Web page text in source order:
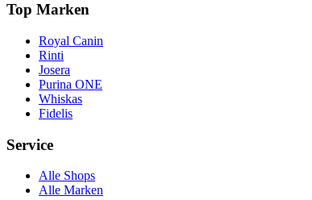
Top Marken
Royal Canin
Rinti
Josera
Purina ONE
Whiskas
Fidelis
Service
Alle Shops
Alle Marken